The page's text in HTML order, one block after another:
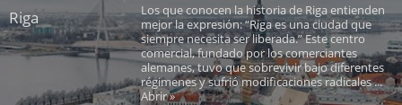
Riga
Los que conocen la historia de Riga entienden
mejor la expresión: “Riga es una ciudad que
siempre necesita ser liberada.” Este centro
comercial, fundado por los comerciantes
alemanes, tuvo que sobrevivir bajo diferentes
régimenes y sufrió modificaciones radicales ...
Abrir »